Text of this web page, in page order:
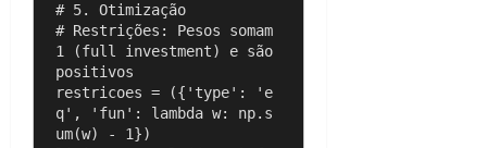
# 5. Otimização
# Restrições: Pesos somam
1 (full investment) e são
positivos
restricoes = ({'type': 'e
q', 'fun': lambda w: np.s
um(w) - 1})